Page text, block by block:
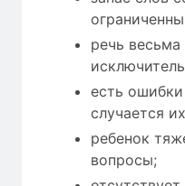
речь весьма
есть
случается
ребенок
вопросы;